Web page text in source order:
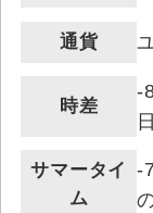
通貨
時差
-
サマータイ
ム
-